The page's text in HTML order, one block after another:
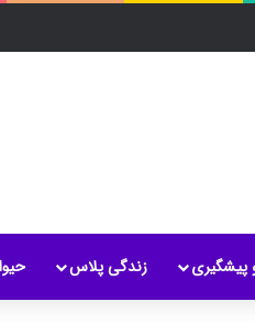
پیشگیری زندگی پلاس